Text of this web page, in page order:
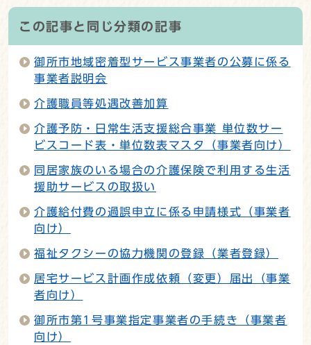
この記事と同じ分類の記事
御所市地域密着型サービス事業者の公募に係る
事業者説明会
介護職員等処遇改善加算
介護予防・日常生活支援総合事業 単位数サー
ビスコード表・単位数表マスタ（事業者向け）
同居家族のいる場合の介護保険で利用する生活
援助サービスの取扱い
介護給付費の過誤申立に係る申請様式（事業者
向け）
福祉タクシーの協力機関の登録（業者登録）
居宅サービス計画作成依頼（変更）届出（事業
者向け）
御所市第1号事業指定事業者の手続き（事業者
向け）